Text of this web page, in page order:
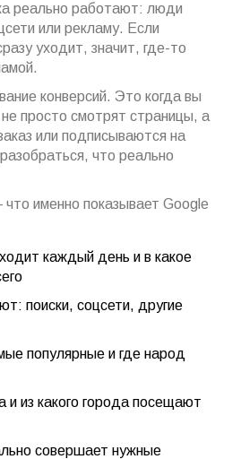
реально работают: люди
или рекламу. Если
уходит, значит, где-то
конверсий. Это когда вы
просто смотрят страницы, а
или подписываются на
что реально
именно показывает Google
каждый день и в какое
поиски, соцсети, другие
популярные и где народ
и из какого города посещают
совершает нужные